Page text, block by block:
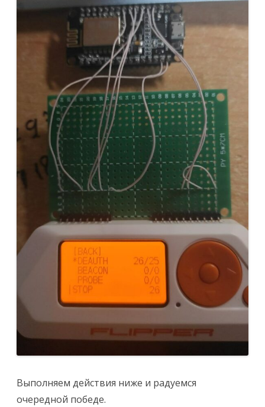
Выполняем действия ниже и радуемся
очередной победе.